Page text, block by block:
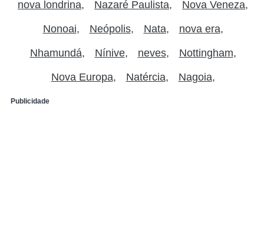
nova londrina Nazaré Paulista Nova Veneza
Nonoai Neópolis Nata nova era
Nhamundá Nínive neves Nottingham
Nova Europa Natércia Nagoia
Publicidade